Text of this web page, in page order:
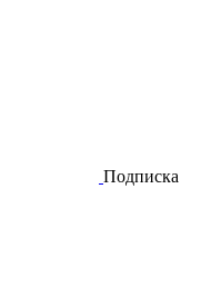
Подписка